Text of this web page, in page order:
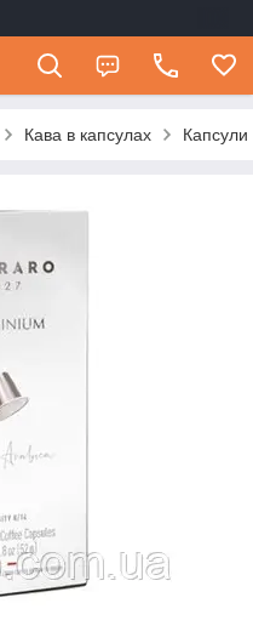
Кава в капсулах